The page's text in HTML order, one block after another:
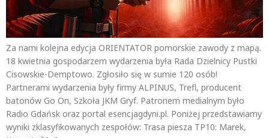
Za nami kolejna edycja ORIENTATOR pomorskie zawody z mapą.
18 kwietnia gospodarzem wydarzenia była Rada Dzielnicy Pustki
Cisowskie-Demptowo. Zgłosiło się w sumie 120 osób!
Partnerami wydarzenia były firmy ALPINUS, Trefl, producent
batonów Go On, Szkoła JKM Gryf. Patronem medialnym było
Radio Gdańsk oraz portal esencjagdyni.pl. Poniżej przedstawiamy
wyniki zklasyfikowanych zespołów: Trasa piesza TP10: Marek,